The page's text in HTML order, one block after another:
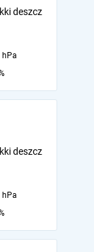
deszcz
hPa
deszcz
hPa